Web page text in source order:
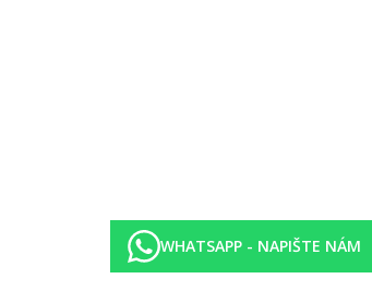
WHATSAPP - NAPIŠTE NÁM